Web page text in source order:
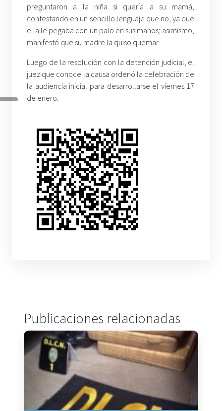
preguntaron a la niña si quería a su mamá,
contestando en un sencillo lenguaje que no, ya que
ella le pegaba con un palo en sus manos; asimismo,
manifestó que su madre la quiso quemar.
Luego de la resolución con la detención judicial, el
juez que conoce la causa ordenó la celebración de
la audiencia inicial para desarrollarse el viernes 17
de enero.
Publicaciones relacionadas